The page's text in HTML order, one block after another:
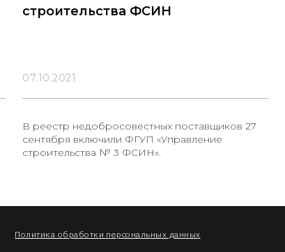
строительства ФСИН
07.10.2021
В реестр недобросовестных поставщиков 27
сентября включили ФГУП «Управление
строительства № 3 ФСИН».
Политика обработки персональных данных